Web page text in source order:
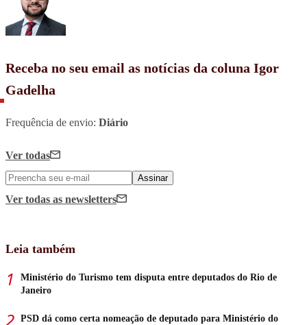
Receba no seu email as notícias da coluna Igor
Gadelha
Frequência de envio: Diário
Ver todas
Assinar
Ver todas as newsletters
Leia também
Ministério do Turismo tem disputa entre deputados do Rio de
Janeiro
PSD dá como certa nomeação de deputado para Ministério do